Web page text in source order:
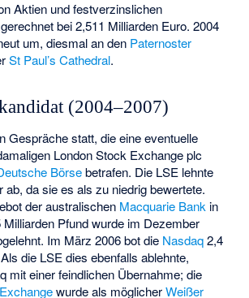
Aktien und festverzinslichen
bei 2,511 Milliarden Euro. 2004
um, diesmal an den Paternoster
St Paul’s Cathedral.
(2004–2007)
Gespräche statt, die eine eventuelle
London Stock Exchange plc
Börsebetrafen. Die LSE lehnte
ab, da sie es als zu niedrig bewertete.
der australischen Macquarie Bank in
Pfund wurde im Dezember
Im März 2006 bot die Nasdaq2,4
die LSE dies ebenfalls ablehnte,
mit einer feindlichen Übernahme; die
wurde als möglicherWeißer